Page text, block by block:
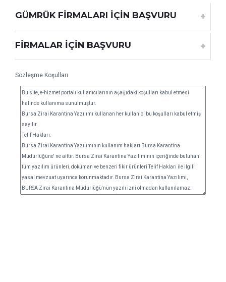
GÜMRÜK FİRMALARI İÇİN BAŞVURU
FİRMALAR İÇİN BAŞVURU
Sözleşme Koşulları